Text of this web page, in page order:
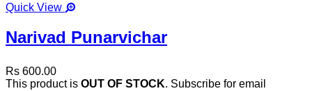
Quick View
Narivad Punarvichar
Rs 600.00
This product is OUT OF STOCK. Subscribe for email